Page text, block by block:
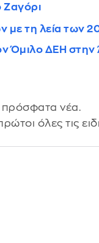
Ζαγόρι
με τη λεία των
Όμιλο ΔΕΗ
πρόσφατα νέα.
όλες τις